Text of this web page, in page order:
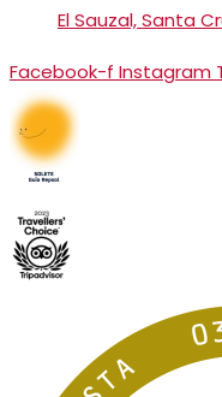
El Sauzal, Santa
Facebook-f Instagram